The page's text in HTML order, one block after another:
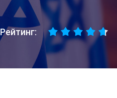
Рейтинг: